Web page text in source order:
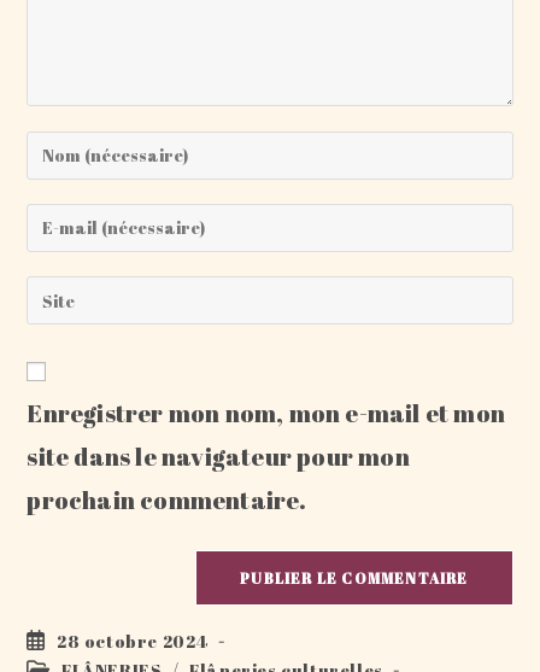
Enter
your
name
or
to
comment
Enter
your
email
address
comment
Saisir
l’URL
votre
site
Enregistrer mon nom, mon e-mail et mon
site dans le navigateur pour mon
prochain commentaire.
Publication
publiée :
28 octobre 2024